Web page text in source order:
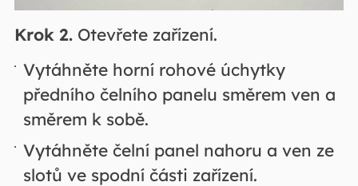
Krok 2.Otevřete zařízení.
Vytáhněte horní rohové úchytky
předního čelního panelu směrem ven a
směrem k sobě.
Vytáhněte čelní panel nahoru a ven ze
slotů ve spodní části zařízení.